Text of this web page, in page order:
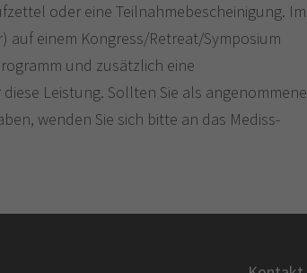
oder eine Teilnahmebescheinigung. Im
auf einem Kongress/Retreat/Symposium
und zusätzlich eine
Leistung. Sollten Sie als angenommene
wenden Sie sich bitte an das Mediss-